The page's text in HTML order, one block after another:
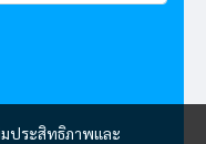
มประสิทธิภาพและ